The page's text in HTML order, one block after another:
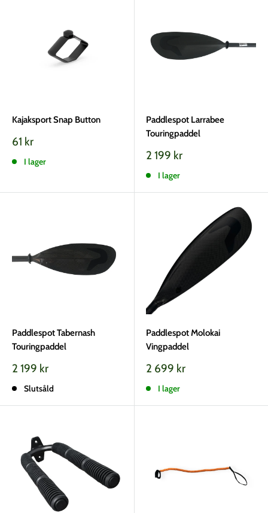
Kajaksport Snap Button
Vårt
61 kr
I lager
Paddlespot Larrabee
Touringpaddel
Vårt
2 199 kr
I lager
Paddlespot Tabernash
Touringpaddel
Vårt
2 199 kr
Slutsåld
Paddlespot Molokai
Vingpaddel
Vårt
2 699 kr
I lager